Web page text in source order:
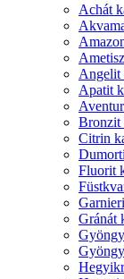
Achát
Angelit
Apatit
Bronzit
Citrin
Fluorit
Gránát